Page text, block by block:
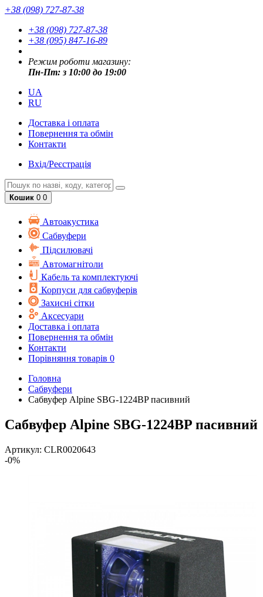
+38 (098) 727-87-38
+38 (098) 727-87-38
+38 (095) 847-16-89
Режим роботи магазину:
Пн-Пт: з 10:00 до 19:00
UA
RU
Доставка і оплата
Повернення та обмін
Контакти
Вхід/Реєстрація
Кошик 0 0
Автоакустика
Cабвуфери
Підсилювачі
Автомагнітоли
Кабель та комплектуючі
Корпуси для сабвуферів
Захисні сітки
Аксесуари
Доставка і оплата
Повернення та обмін
Контакти
Порівняння товарів 0
Головна
Cабвуфери
Сабвуфер Alpine SBG-1224BP пасивний
Сабвуфер Alpine SBG-1224BP пасивний
Артикул: CLR0020643
-0%